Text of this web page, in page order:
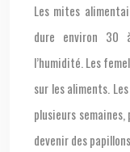
Les mites
dure environ 30
l’humidité. Les
sur les aliments.
plusieurs
devenir des